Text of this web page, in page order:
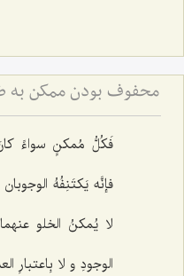
فَکُلُّ مُمکنٍ سواءً کانَ
فإنَّه یَکتَنِفُهُ
لا یُمکنُ الخلو
الوجودِ و لا بِاعتبارِ